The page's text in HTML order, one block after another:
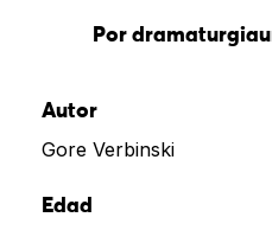
Por
Autor
Gore Verbinski
Edad